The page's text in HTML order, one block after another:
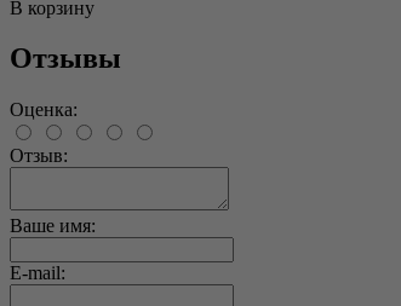
В корзину
Отзывы
Оценка:
Отзыв:
Ваше имя:
E-mail: